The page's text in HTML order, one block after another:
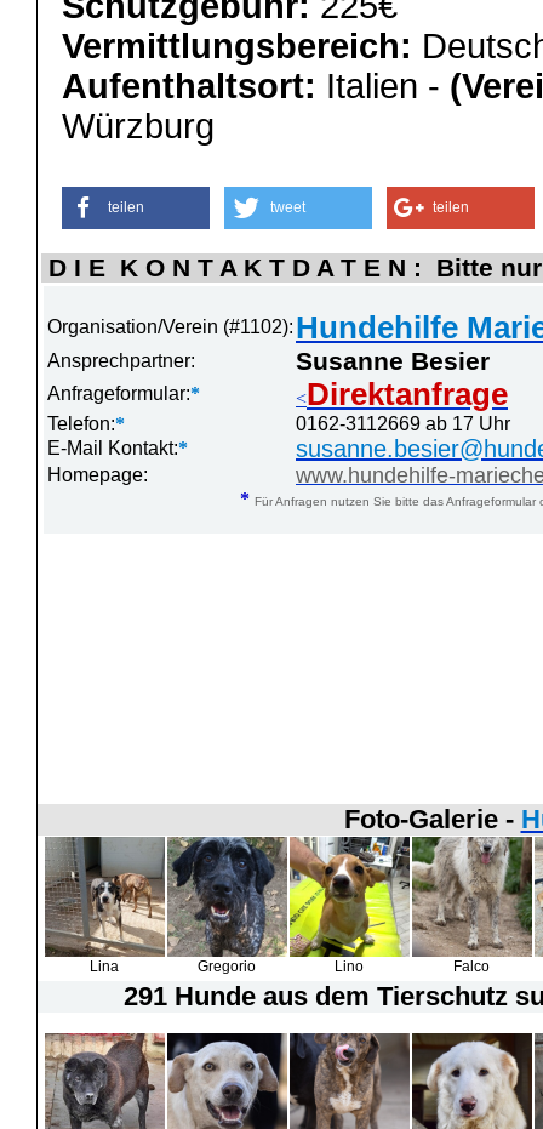
Vermittlungsbereich:
Aufenthaltsort: Italien -
Würzburg
teilen tweet teilen
D I E K O N T A K T D A T E N : Bitte
Organisation/Verein (#1102): Hundehilfe
Ansprechpartner: Susanne Besier
Anfrageformular:* <Direktanfrage
Telefon:*
0162-3112669 ab 17 Uhr
E-Mail Kontakt:*
Homepage: www.hundehilfe-
* Für Anfragen nutzen Sie bitte das
Foto-Galerie -
Lina Gregorio Lino Falco
291 Hunde aus dem Tierschutz